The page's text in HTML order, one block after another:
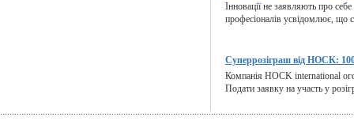
Інновації не заявляють про
професіоналів усвідомлює, що
Суперрозіграш від HOCK:
Компанія HOCK international
Подати заявку на участь у